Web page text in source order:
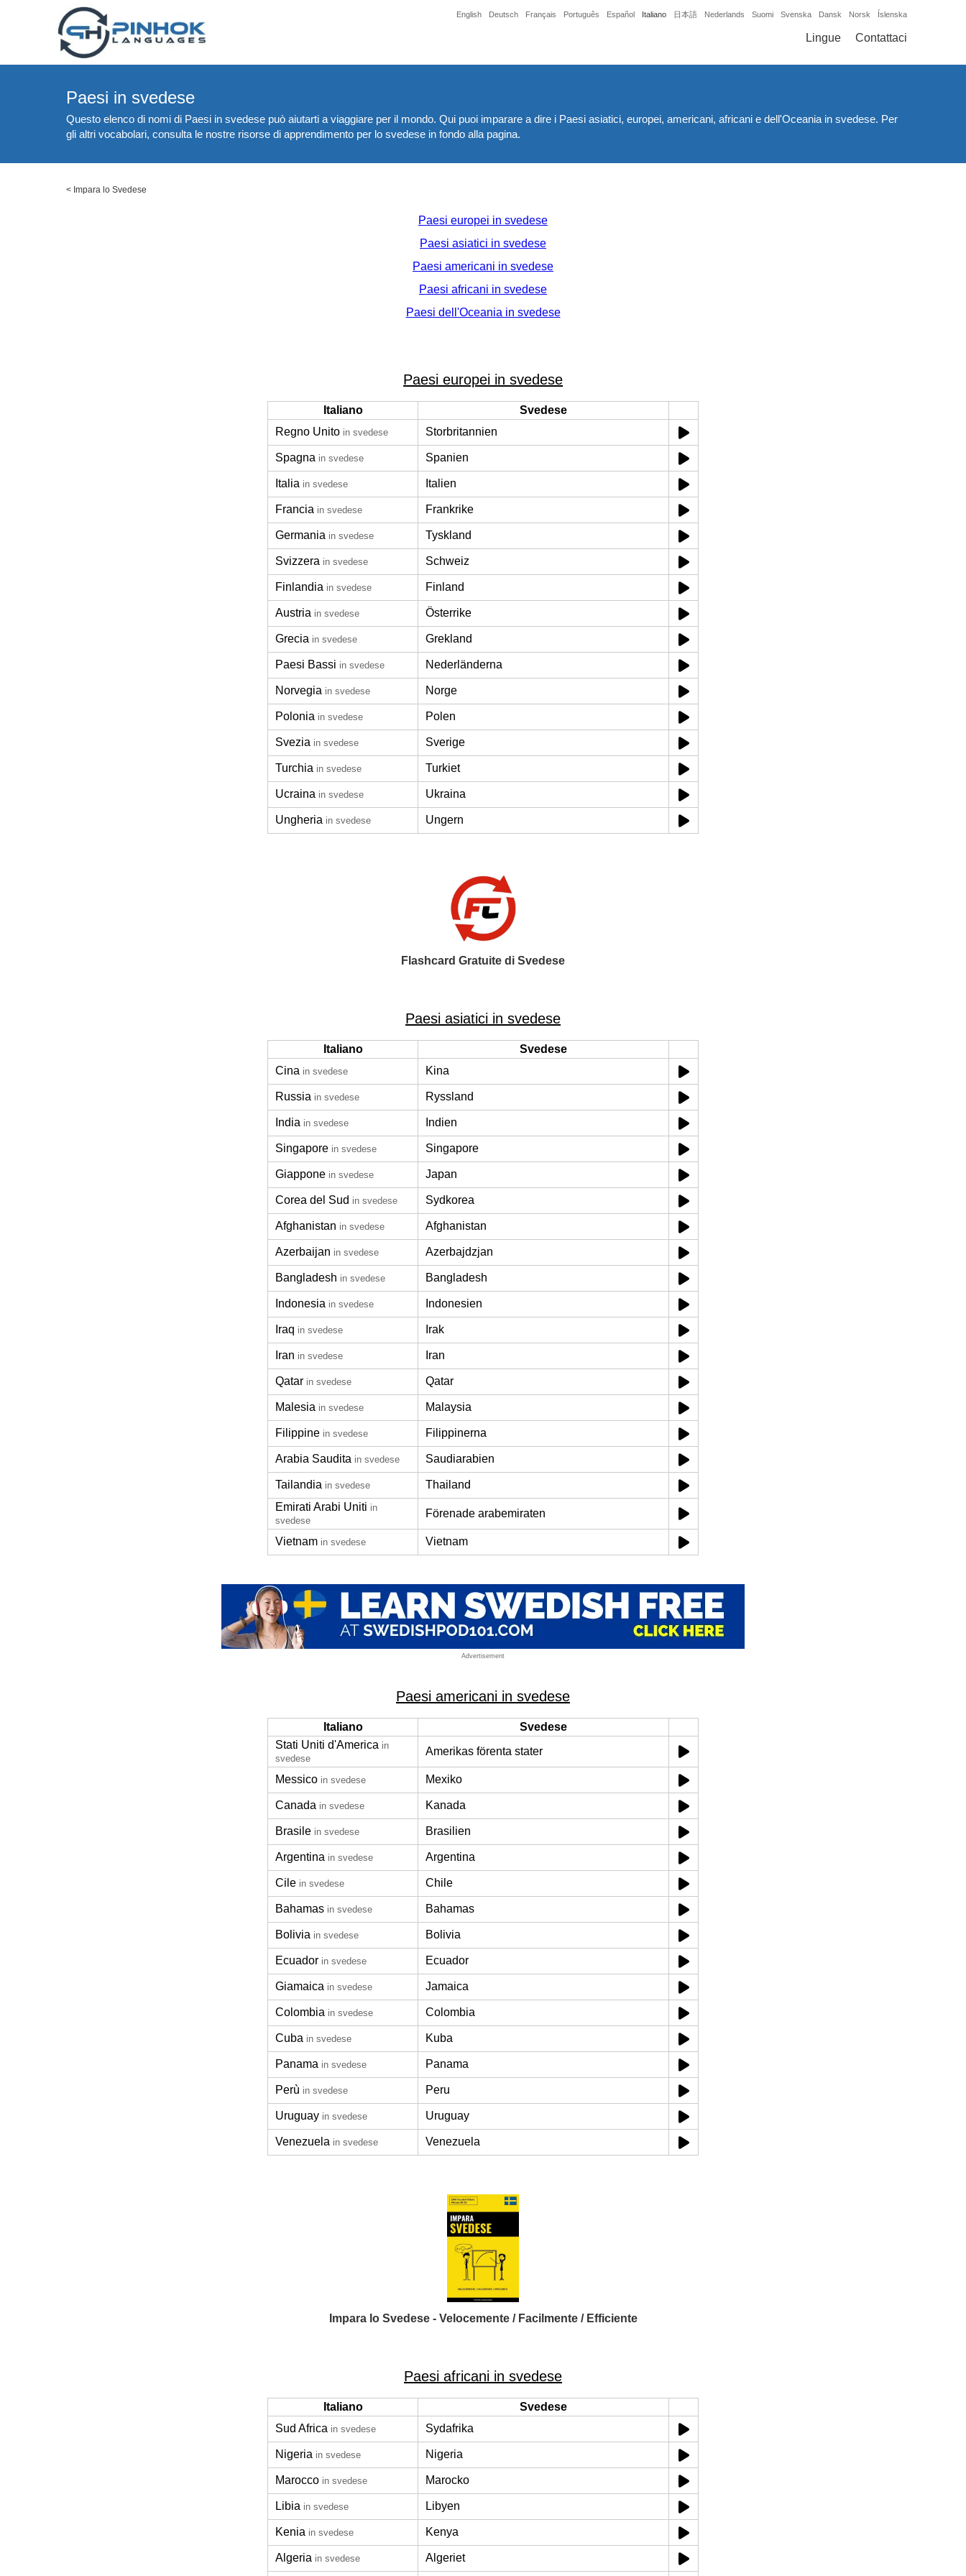
English Deutsch Français Português Español Italiano 日本語 Nederlands Suomi Svenska Dansk Norsk Íslenska
Lingue Contattaci
Paesi in svedese
Questo elenco di nomi di Paesi in svedese può aiutarti a viaggiare per il mondo. Qui puoi imparare a dire i Paesi asiatici, europei, americani, africani e dell'Oceania in svedese. Per
gli altri vocabolari, consulta le nostre risorse di apprendimento per lo svedese in fondo alla pagina.
< Impara lo Svedese
Paesi europei in svedese
Paesi asiatici in svedese
Paesi americani in svedese
Paesi africani in svedese
Paesi dell'Oceania in svedese
Paesi europei in svedese
Italiano
Svedese
Regno Unito in svedese Storbritannien
Spagna in svedese Spanien
Italia in svedese Italien
Francia in svedese Frankrike
Germania in svedese Tyskland
Svizzera in svedese Schweiz
Finlandia in svedese Finland
Austria in svedese Österrike
Grecia in svedese Grekland
Paesi Bassi in svedese Nederländerna
Norvegia in svedese Norge
Polonia in svedese Polen
Svezia in svedese Sverige
Turchia in svedese Turkiet
Ucraina in svedese Ukraina
Ungheria in svedese Ungern
Flashcard Gratuite di Svedese
Paesi asiatici in svedese
Italiano
Svedese
Cina in svedese Kina
Russia in svedese Ryssland
India in svedese Indien
Singapore in svedese Singapore
Giappone in svedese Japan
Corea del Sud in svedese Sydkorea
Afghanistan in svedese Afghanistan
Azerbaijan in svedese Azerbajdzjan
Bangladesh in svedese Bangladesh
Indonesia in svedese Indonesien
Iraq in svedese Irak
Iran in svedese Iran
Qatar in svedese Qatar
Malesia in svedese Malaysia
Filippine in svedese Filippinerna
Arabia Saudita in svedese Saudiarabien
Tailandia in svedese
Thailand
Emirati Arabi Uniti in
svedese
Förenade arabemiraten
Vietnam in svedese Vietnam
Advertisement
Paesi americani in svedese
Italiano
Svedese
Stati Uniti d'America in
svedese
Amerikas förenta stater
Messico in svedese Mexiko
Canada in svedese Kanada
Brasile in svedese Brasilien
Argentina in svedese Argentina
Cile in svedese Chile
Bahamas in svedese Bahamas
Bolivia in svedese Bolivia
Ecuador in svedese Ecuador
Giamaica in svedese Jamaica
Colombia in svedese Colombia
Cuba in svedese Kuba
Panama in svedese Panama
Perù in svedese Peru
Uruguay in svedese Uruguay
Venezuela in svedese Venezuela
Impara lo Svedese - Velocemente / Facilmente / Efficiente
Paesi africani in svedese
Italiano
Svedese
Sud Africa in svedese Sydafrika
Nigeria in svedese Nigeria
Marocco in svedese Marocko
Libia in svedese Libyen
Kenia in svedese Kenya
Algeria in svedese Algeriet